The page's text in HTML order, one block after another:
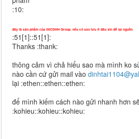
:10:
đây là sản phẩm của 08CDHH Group. nếu có sao lưu ở đâu xin để lại nguồn
:51[1]::51[1]:
Thanks :thank:
thông cảm vì chả hiểu sao mà mình ko
nào cần cứ gửi mail vào
lại :ethen::ethen::ethen:
để mình kiếm cách nào gửi nhanh hơn
:kohieu::kohieu::kohieu: